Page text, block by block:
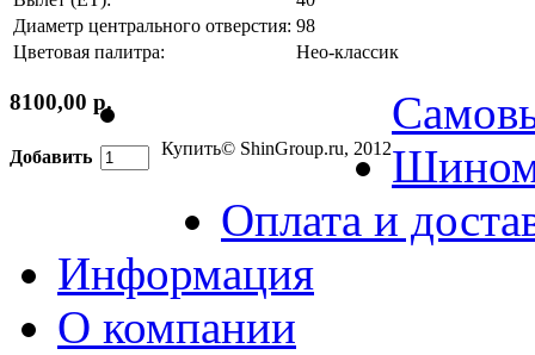
Диаметр центрального отверстия: 98
Цветовая палитра:
Нео-классик
8100,00 р.
Добавить Купить© ShinGroup.ru, 2012
Оплата и
Информация
О компании